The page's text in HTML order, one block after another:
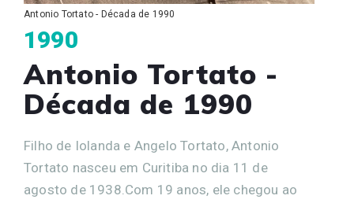
Antonio Tortato - Década de 1990
1990
Antonio Tortato -
Década de 1990
Filho de Iolanda e Angelo Tortato, Antonio
Tortato nasceu em Curitiba no dia 11 de
agosto de 1938.Com 19 anos, ele chegou ao